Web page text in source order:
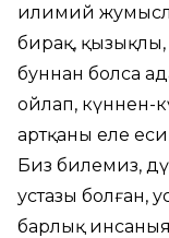
илимий
бирақ, қызықлы,
буннан болса
ойлап,
артқаны еле
Биз билемиз,
устазы болған,
барлық